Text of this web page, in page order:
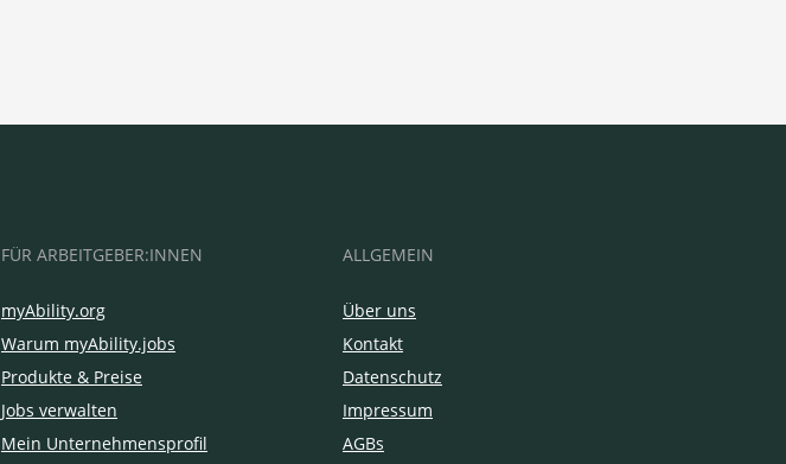
FÜR ARBEITGEBER:INNEN
myAbility.org
Warum myAbility.jobs
Produkte & Preise
Jobs verwalten
Mein Unternehmensprofil
ALLGEMEIN
Über uns
Kontakt
Datenschutz
Impressum
AGBs